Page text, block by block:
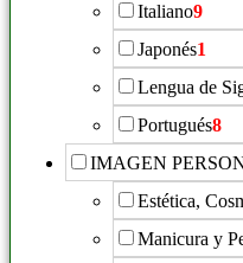
Italiano9
Japonés1
Lengua de
Portugués8
IMAGEN
Estética,
Manicura y